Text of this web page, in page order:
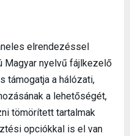
elrendezéssel
nyelvű fájlkezelő
támogatja a hálózati,
a lehetőségét,
tömörített tartalmak
opciókkal is el van